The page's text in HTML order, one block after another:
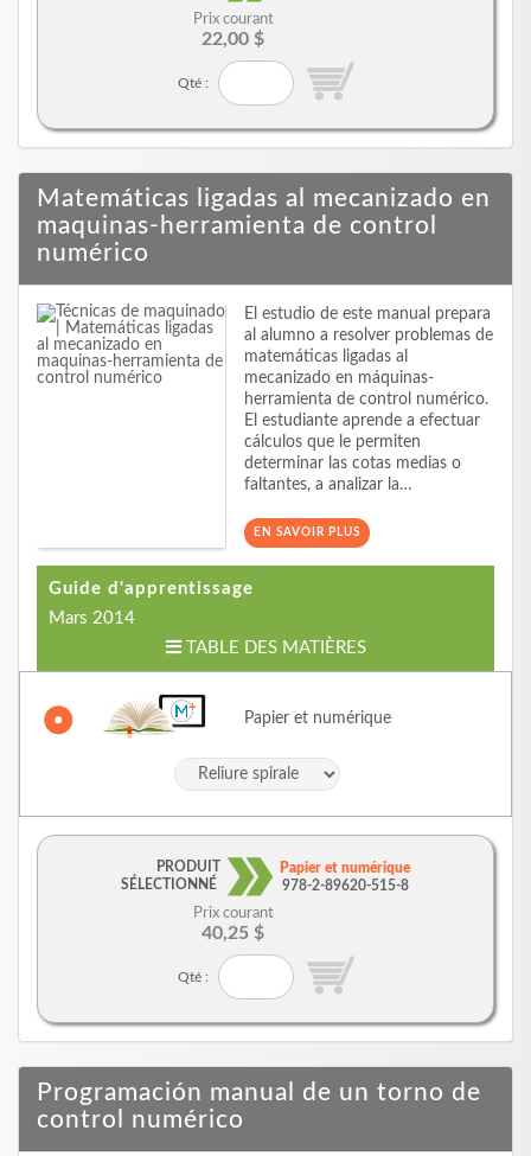
Prix courant
22,00 $
Qté :
Matemáticas ligadas al mecanizado en
maquinas-herramienta de control
numérico
El estudio de este manual prepara
al alumno a resolver problemas de
matemáticas ligadas al
mecanizado en máquinas-
herramienta de control numérico.
El estudiante aprende a efectuar
cálculos que le permiten
determinar las cotas medias o
faltantes, a analizar la…
EN SAVOIR PLUS
Guide d'apprentissage
Mars 2014
TABLE DES MATIÈRES
Papier et numérique
PRODUIT
SÉLECTIONNÉ
Papier et numérique
978-2-89620-515-8
Prix courant
40,25 $
Qté :
Programación manual de un torno de
control numérico